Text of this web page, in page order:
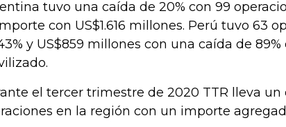
tuvo una caída de 20% con 99
con US$1.616 millones. Perú tuvo 63
y US$859 millones con una caída de 89%
el tercer trimestre de 2020 TTR lleva un
en la región con un importe